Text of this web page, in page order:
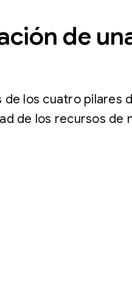
de
de los cuatro pilares
de los recursos de